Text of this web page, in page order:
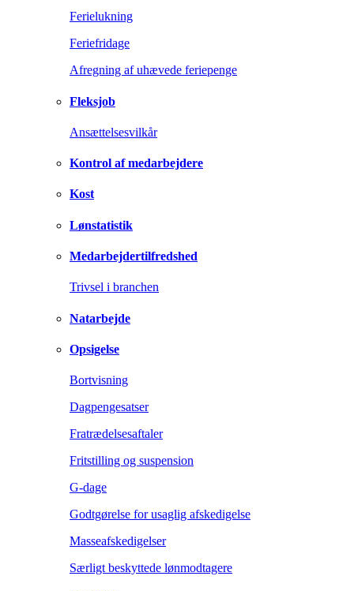
Ferielukning
Feriefridage
Afregning af uhævede feriepenge
Fleksjob
Ansættelsesvilkår
Kontrol af medarbejdere
Kost
Lønstatistik
Medarbejdertilfredshed
Trivsel i branchen
Natarbejde
Opsigelse
Bortvisning
Dagpengesatser
Fratrædelsesaftaler
Fritstilling og suspension
G-dage
Godtgørelse for usaglig afskedigelse
Masseafskedigelser
Særligt beskyttede lønmodtagere